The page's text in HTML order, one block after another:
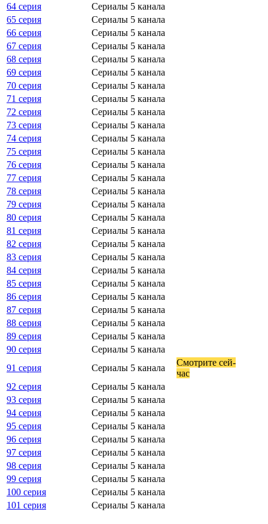
64 серия
Сериалы 5 канала
65 серия
Сериалы 5 канала
66 серия
Сериалы 5 канала
67 серия
Сериалы 5 канала
68 серия
Сериалы 5 канала
69 серия
Сериалы 5 канала
70 серия
Сериалы 5 канала
71 серия
Сериалы 5 канала
72 серия
Сериалы 5 канала
73 серия
Сериалы 5 канала
74 серия
Сериалы 5 канала
75 серия
Сериалы 5 канала
76 серия
Сериалы 5 канала
77 серия
Сериалы 5 канала
78 серия
Сериалы 5 канала
79 серия
Сериалы 5 канала
80 серия
Сериалы 5 канала
81 серия
Сериалы 5 канала
82 серия
Сериалы 5 канала
83 серия
Сериалы 5 канала
84 серия
Сериалы 5 канала
85 серия
Сериалы 5 канала
86 серия
Сериалы 5 канала
87 серия
Сериалы 5 канала
88 серия
Сериалы 5 канала
89 серия
Сериалы 5 канала
90 серия
Сериалы 5 канала
91 серия
Сериалы 5 канала
Смот­ри­те сей­
час
92 серия
Сериалы 5 канала
93 серия
Сериалы 5 канала
94 серия
Сериалы 5 канала
95 серия
Сериалы 5 канала
96 серия
Сериалы 5 канала
97 серия
Сериалы 5 канала
98 серия
Сериалы 5 канала
99 серия
Сериалы 5 канала
100 серия
Сериалы 5 канала
101 серия
Сериалы 5 канала